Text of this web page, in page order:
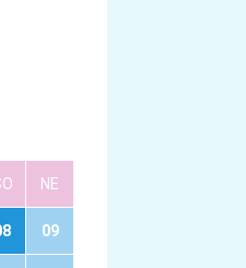
NE
09